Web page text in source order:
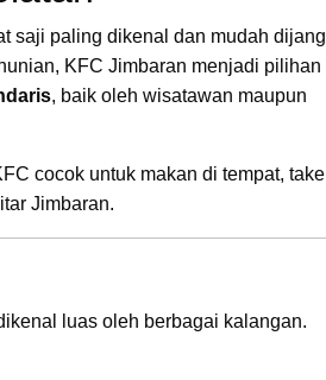
saji paling dikenal dan mudah
KFC Jimbaran menjadi pilihan
, baik oleh wisatawan maupun
cocok untuk makan di tempat, take
Jimbaran.
luas oleh berbagai kalangan.